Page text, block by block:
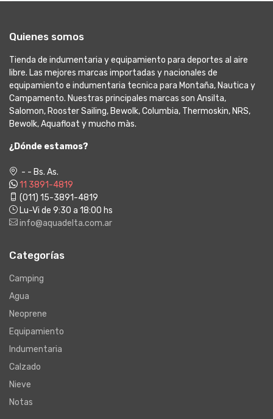
Quienes somos
Tienda de indumentaria y equipamiento para deportes al aire
libre. Las mejores marcas importadas y nacionales de
equipamiento e indumentaria tecnica para Montaña, Nautica y
Campamento. Nuestras principales marcas son Ansilta,
Salomon, Rooster Sailing, Bewolk, Columbia, Thermoskin, NRS,
Bewolk, Aquafloat y mucho màs.
¿Dónde estamos?
- - Bs. As.
11 3891-4819
(011) 15-3891-4819
Lu-Vi de 9:30 a 18:00 hs
info@aquadelta.com.ar
Categorías
Camping
Agua
Neoprene
Equipamiento
Indumentaria
Calzado
Nieve
Notas